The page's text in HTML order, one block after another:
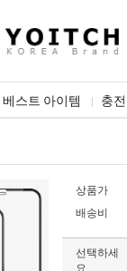
베스트 아이템 충
상품가
배송비
선택하세
요